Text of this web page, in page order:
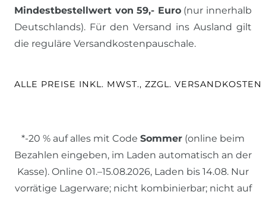
Mindestbestellwert von 59,- Euro(nur innerhalb
Deutschlands). Für den Versand ins Ausland gilt
die reguläre Versandkostenpauschale.
ALLE PREISE INKL. MWST., ZZGL. VERSANDKOSTEN
*-20 % auf alles mit Code Sommer (online beim
Bezahlen eingeben, im Laden automatisch an der
Kasse). Online 01.–15.08.2026, Laden bis 14.08. Nur
vorrätige Lagerware; nicht kombinierbar; nicht auf